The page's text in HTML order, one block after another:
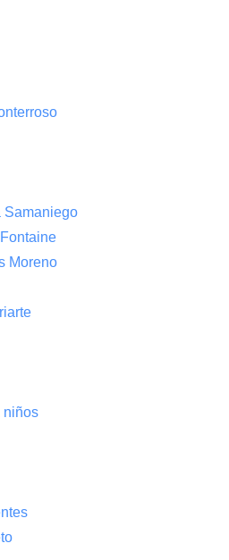
Samaniego
Moreno
niños